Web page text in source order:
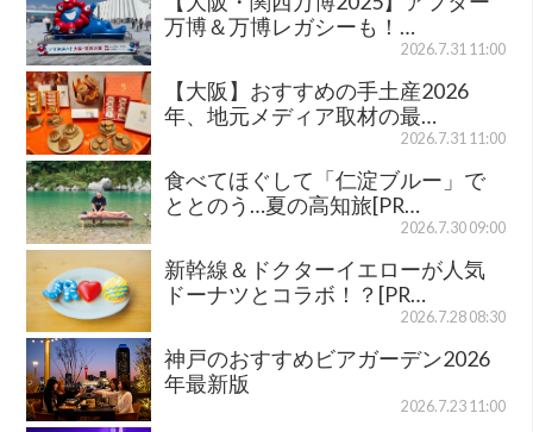
万博＆万博レガシーも！…
2026.7.31 11:00
【大阪】おすすめの手土産2026
年、地元メディア取材の最…
2026.7.31 11:00
食べてほぐして「仁淀ブルー」で
ととのう…夏の高知旅[PR…
2026.7.30 09:00
新幹線＆ドクターイエローが人気
ドーナツとコラボ！？[PR…
2026.7.28 08:30
神戸のおすすめビアガーデン2026
年最新版
2026.7.23 11:00